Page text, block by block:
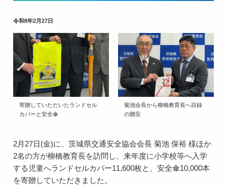
令和8年2月27日
寄贈していただいたランドセル
カバーと安全傘
菊池会長から柳橋教育長へ目録
の贈呈
2月27日(金)に、茨城県交通安全協会会長 菊池 保裕 様ほか
2名の方が柳橋教育長を訪問し、来年度に小学校等へ入学
する児童へランドセルカバー11,600枚と、安全傘10,000本
を寄贈していただきました。